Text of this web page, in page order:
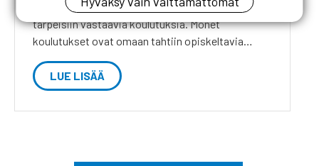
oppimisympäristö, joka tarjoaa tarjoaa työelämän
tarpeisiin vastaavia koulutuksia. Monet
koulutukset ovat omaan tahtiin opiskeltavia…
LUE LISÄÄ